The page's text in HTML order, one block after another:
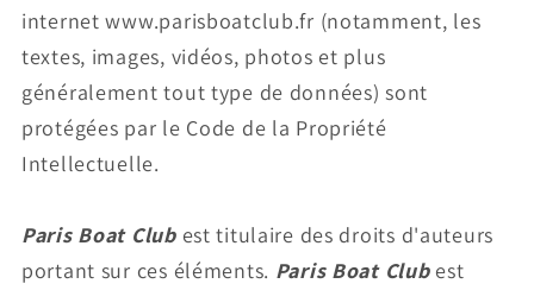
internet www.parisboatclub.fr (notamment, les
textes, images, vidéos, photos et plus
généralement tout type de données) sont
protégées par le Code de la Propriété
Intellectuelle.
Paris Boat Clubest titulaire des droits d'auteurs
portant sur ces éléments. Paris Boat Club est